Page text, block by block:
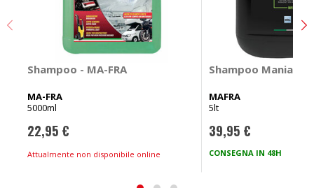
Shampoo - MA-FRA
MA-FRA
5000ml
22,95 €
Attualmente non disponibile online
Shampoo Maniac -
MAFRA
5lt
39,95 €
CONSEGNA IN 48H